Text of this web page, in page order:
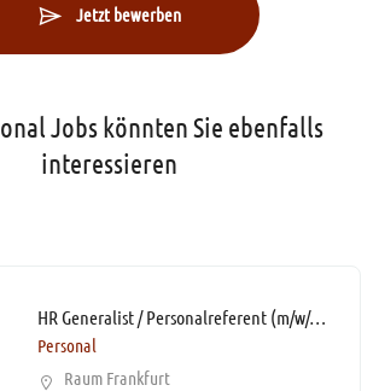
Jetzt bewerben
Jobs könnten Sie ebenfalls
interessieren
HR Generalist / Personalreferent (m/w/d)* mit 40% Home Office-Möglichkeit
Personal
Raum Frankfurt